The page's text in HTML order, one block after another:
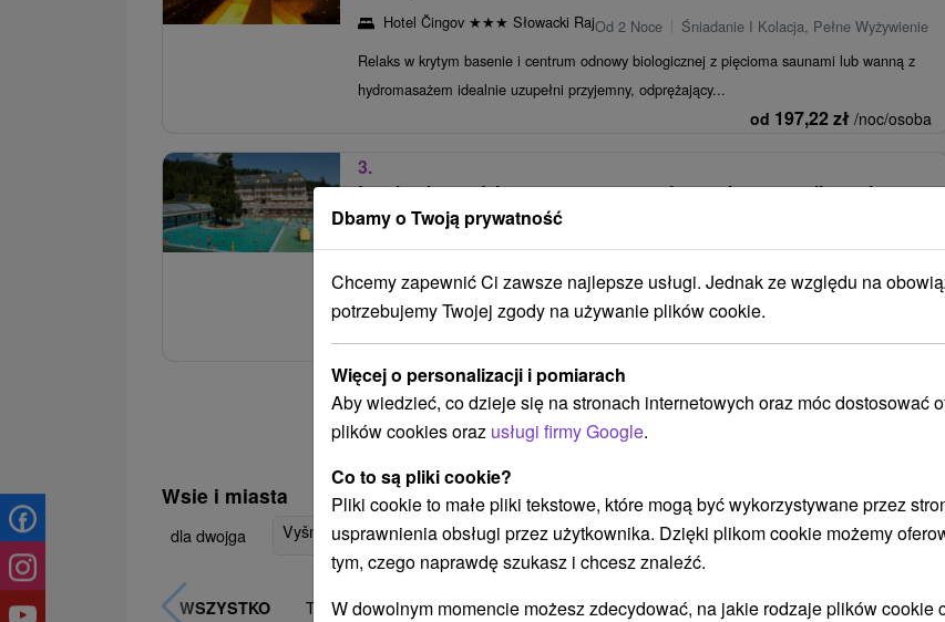
Hotel Čingov ★★★ Słowacki RajOd 2 Noce
Śniadanie I Kolacja, Pełne Wyżywienie
Relaks w krytym basenie i centrum odnowy biologicznej z pięcioma saunami lub wanną z
hydromasażem idealnie uzupełni przyjemny, odprężający...
od 197,22 zł /noc/osoba
3.
Letni pobyt rodzinny w apartamentach z zapleczem wellness i
basenem
Uzdrowisko RužbachyOd 2 Noce
Śniadanie I Kolacja
Wspaniały letni pobyt z wyżywieniem HB i nieograniczonym dostępem do hotelowego
basenu mineralnego, strefy wellness i letniego basenu.
od438,76zł /noc/osoba
Zobacz więcej
Wsie i miasta
dla dwojga Vyšné Ružbachy(3) Stará Lesná(3) Smižany(1) Červený Kláštor(1)
WSZYSTKO TOP - BESTSELLERY NAJTAŃSZE NAJDROŻSZE NA PODSTAWIE
Dbamy o Twoją prywatność
Chcemy zapewnić Ci zawsze najlepsze usługi. Jednak ze względu na
potrzebujemy Twojej zgody na używanie plików cookie.
Więcej o personalizacji i pomiarach
Aby wiedzieć, co dzieje się na stronach internetowych oraz móc dostosować
plików cookies oraz usługi firmy Google.
Co to są pliki cookie?
Pliki cookie to małe pliki tekstowe, które mogą być wykorzystywane przez
usprawnienia obsługi przez użytkownika. Dzięki plikom cookie możemy
tym, czego naprawdę szukasz i chcesz znaleźć.
W dowolnym momencie możesz zdecydować, na jakie rodzaje plików cookie